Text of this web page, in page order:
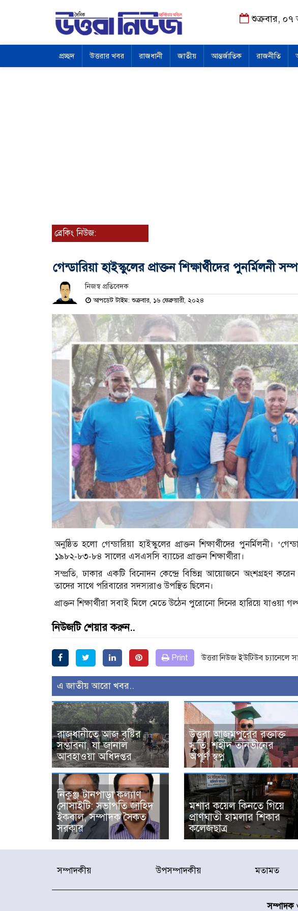
শুক্রবার, ০৭
প্রচ্ছদ উত্তরার খবর রাজধানী জাতীয় আন্তর্জাতিক রাজনীতি
ব্রেকিং নিউজ:
গেন্ডারিয়া হাইস্কুলের প্রাক্তন শিক্ষার্থীদের পুনর্মিলনী
নিজস্ব প্রতিবেদক
আপডেট টাইম: শুক্রবার, ১৬ ফেব্রুয়ারী, ২০২৪
অনুষ্ঠিত হলো গেন্ডারিয়া হাইস্কুলের প্রাক্তন শিক্ষার্থীদের পুনর্মিলনী।
১৯৮২-৮৩-৮৪ সালের এসএসসি ব্যাচের প্রাক্তন শিক্ষার্থীরা।
সম্প্রতি, ঢাকার একটি বিনোদন কেন্দ্রে বিভিন্ন আয়োজনে অংশগ্রহণ করেন
তাদের সাথে পরিবারের সদস্যরাও উপস্থিত ছিলেন।
প্রাক্তন শিক্ষার্থীরা সবাই মিলে মেতে উঠেন পুরোনো দিনের হারিয়ে যাওয়া
নিউজটি শেয়ার করুন..
Print উত্তরা নিউজ ইউটিউব চ্যানেলে
এ জাতীয় আরো খবর..
রাজধানীতে আজ বৃষ্টির
সম্ভাবনা, যা জানাল
আবহাওয়া অধিদপ্তর
উত্তরা আজমপুরের রক্তাক্ত
স্মৃতি: শহীদ তানভীনের
অপূর্ণ স্বপ্ন
নিকুঞ্জ টানপাড়া কল্যাণ
সোসাইটি: সভাপতি জাহিদ
ইকবাল, সম্পাদক সৈকত
সরকার
মশার কয়েল কিনতে গিয়ে
প্রাণঘাতী হামলার শিকার
কলেজছাত্র
সম্পাদকীয় উপসম্পাদকীয় মতামত
সম্পাদক